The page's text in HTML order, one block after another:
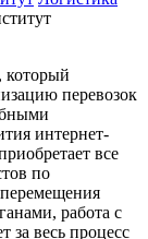
который
перевозок
интернет-
все
по
работа с
за весь процесс